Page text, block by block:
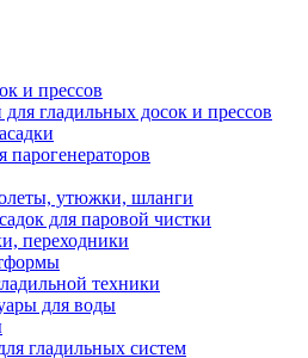
и прессов
гладильных досок и прессов
парогенераторов
утюжки, шланги
для паровой чистки
переходники
техники
для воды
гладильных систем